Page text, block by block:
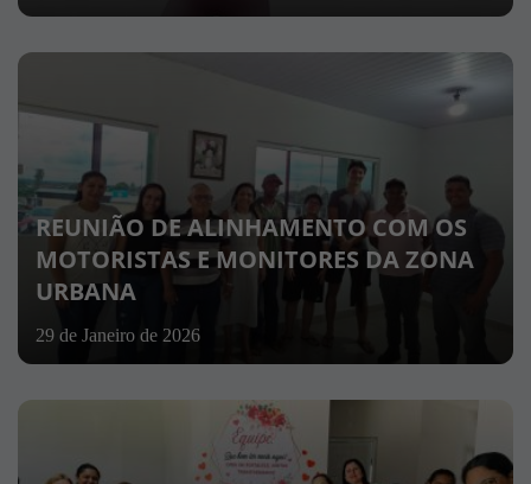
REUNIÃO DE ALINHAMENTO COM OS
MOTORISTAS E MONITORES DA ZONA
URBANA
29 de Janeiro de 2026